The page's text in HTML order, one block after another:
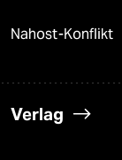
Nahost-Konflikt
Verlag